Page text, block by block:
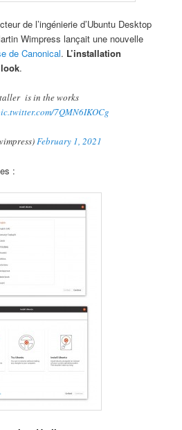
de l’ingénierie d’Ubuntu Desktop
Wimpress lançait une nouvelle
de Canonical. L’installation
.
is in the works
7QMN6IKOCg
February 1, 2021
: